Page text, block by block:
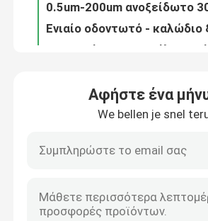
Επικοινωνήστε μαζί μας
Διατρυπημένο πλέγμα καλωδίων
Αφήστε ένα
We bellen je snel